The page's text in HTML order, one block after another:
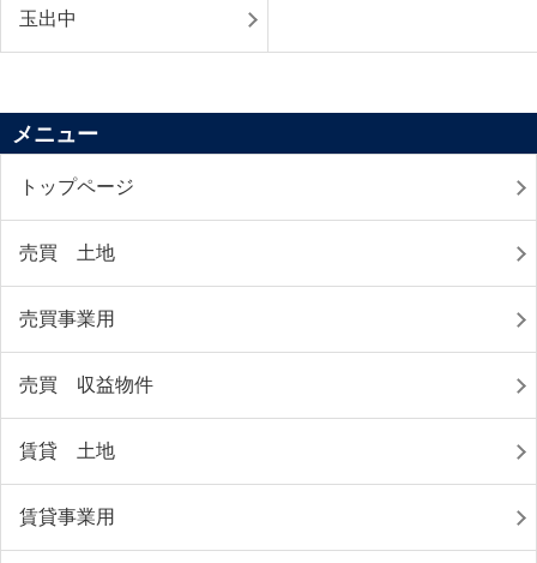
玉出中
メニュー
トップページ
売買 土地
売買事業用
売買 収益物件
賃貸 土地
賃貸事業用